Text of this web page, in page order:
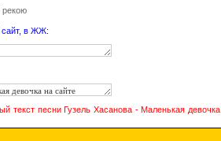
рекою
сайт, в ЖЖ:
текст песни Гузель Хасанова - Маленькая девочка